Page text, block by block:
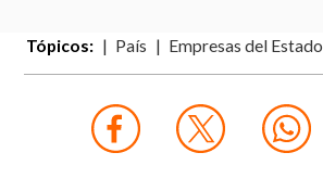
Tópicos: País Empresas del Estado